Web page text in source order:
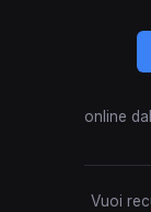
online
Vuoi